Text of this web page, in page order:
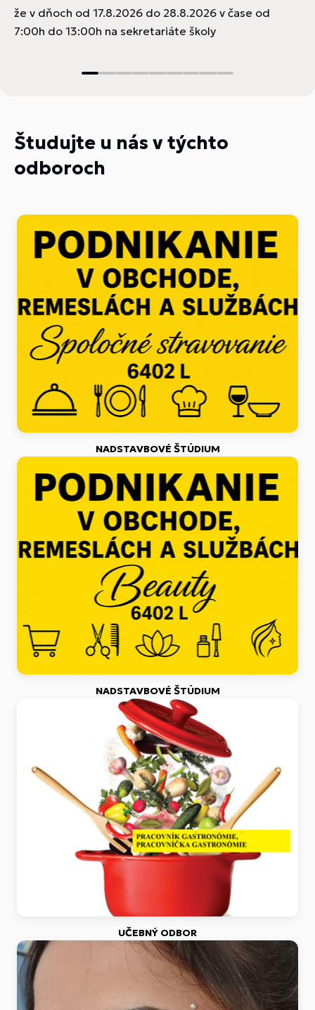
že v dňoch od 17.8.2026 do 28.8.2026 v čase od
7:00h do 13:00h na sekretariáte školy
Študujte u nás v týchto
odboroch
NADSTAVBOVÉ ŠTÚDIUM
NADSTAVBOVÉ ŠTÚDIUM
UČEBNÝ ODBOR